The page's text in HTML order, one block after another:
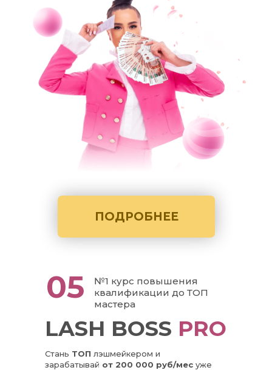
ПОДРОБНЕЕ
LASH BOSS PRO
№1 курс повышения
квалификации до ТОП
мастера
05
Стань ТОП лэшмейкером и
зарабатывай от 200 000 руб/мес уже